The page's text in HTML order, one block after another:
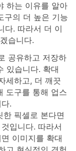
하는 이유를 알아
구의 더 높은 기능
다. 따라서 더 이
습니다.
공유하고 저장하
있습니다. 확대
세하고, 더 깨끗
도구를 통해 업스
.
한 픽셀로 본다면
입니다. 따라서
이미지를 확대